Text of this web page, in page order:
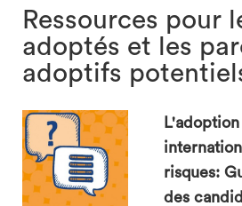
Ressources pour
adoptés et les
adoptifs
L'adoption
risques:
des